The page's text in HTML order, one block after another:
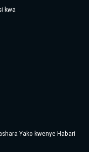
kwa
Yako kwenye Habari